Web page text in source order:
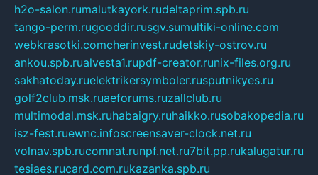
h2o-salon.rumalutkayork.rudeltaprim.spb.ru
tango-perm.rugooddir.rusgv.sumultiki-online.com
webkrasotki.comcherinvest.rudetskiy-ostrov.ru
ankou.spb.rualvesta1.rupdf-creator.runix-files.org.ru
sakhatoday.ruelektrikersymboler.rusputnikyes.ru
golf2club.msk.ruaeforums.ruzallclub.ru
multimodal.msk.ruhabaigry.ruhaikko.rusobakopedia.ru
isz-fest.ruewnc.infoscreensaver-clock.net.ru
volnav.spb.rucomnat.runpf.net.ru7bit.pp.rukalugatur.ru
tesiaes.rucard.com.rukazanka.spb.ru